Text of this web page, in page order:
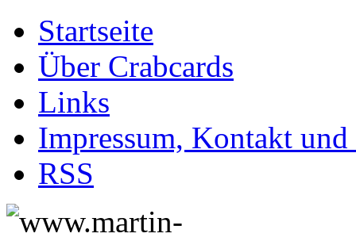
Startseite
Über Crabcards
Links
Impressum, Kontakt und
RSS